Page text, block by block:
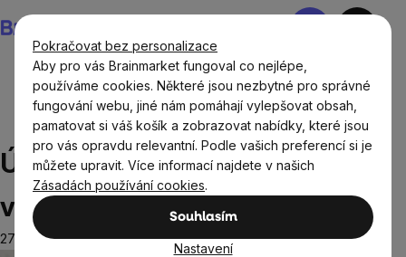
Pokračovat bez personalizace
Aby pro vás Brainmarket fungoval co nejlépe,
používáme cookies. Některé jsou nezbytné pro správné
fungování webu, jiné nám pomáhají vylepšovat obsah,
pamatovat si váš košík a zobrazovat nabídky, které jsou
pro vás opravdu relevantní. Podle vašich preferencí si je
můžete upravit. Více informací najdete v našich
Zásadách používání cookies.
Souhlasím
Nastavení
na
obsah
Nákupní
Blog Ženské zdraví
Únava před menstruací: proč
vzniká a jak na ni reagovat?
Únava před menstruací: proč
vzniká a jak na ni reagovat?
27.9.2025